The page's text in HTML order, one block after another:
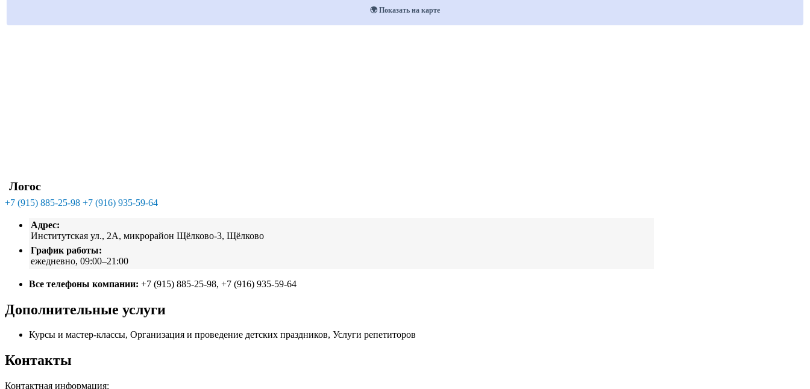
🌍 Показать на карте
Логос
+7 (915) 885-25-98 +7 (916) 935-59-64
Адрес:
Институтская ул., 2А, микрорайон Щёлково-3, Щёлково
График работы:
ежедневно, 09:00–21:00
Все телефоны компании: +7 (915) 885-25-98, +7 (916) 935-59-64
Дополнительные услуги
Курсы и мастер-классы, Организация и проведение детских праздников, Услуги репетиторов
Контакты
Контактная информация: